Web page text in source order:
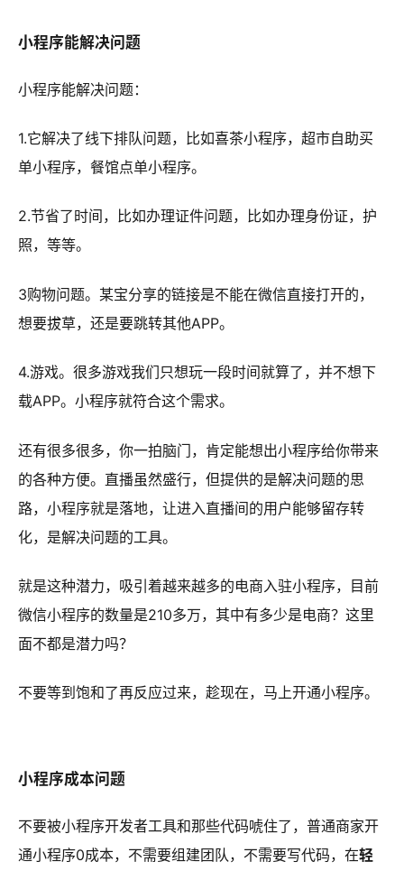
小程序能解决问题
小程序能解决问题：
1.它解决了线下排队问题，比如喜茶小程序，超市自助买
单小程序，餐馆点单小程序。
2.节省了时间，比如办理证件问题，比如办理身份证，护
照，等等。
3购物问题。某宝分享的链接是不能在微信直接打开的，
想要拔草，还是要跳转其他APP。
4.游戏。很多游戏我们只想玩一段时间就算了，并不想下
载APP。小程序就符合这个需求。
还有很多很多，你一拍脑门，肯定能想出小程序给你带来
的各种方便。直播虽然盛行，但提供的是解决问题的思
路，小程序就是落地，让进入直播间的用户能够留存转
化，是解决问题的工具。
就是这种潜力，吸引着越来越多的电商入驻小程序，目前
微信小程序的数量是210多万，其中有多少是电商？这里
面不都是潜力吗？
不要等到饱和了再反应过来，趁现在，马上开通小程序。
小程序成本问题
不要被小程序开发者工具和那些代码唬住了，普通商家开
通小程序0成本，不需要组建团队，不需要写代码，在轻